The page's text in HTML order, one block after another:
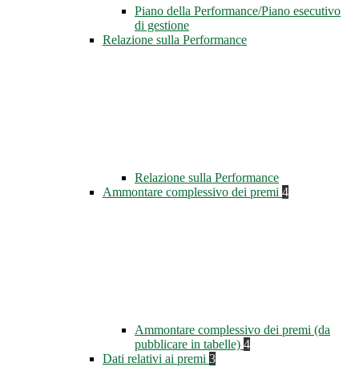
Piano della Performance/Piano esecutivo
di gestione
Relazione sulla Performance
Relazione sulla Performance
Ammontare complessivo dei premi 4
Ammontare complessivo dei premi (da
pubblicare in tabelle) 4
Dati relativi ai premi 3